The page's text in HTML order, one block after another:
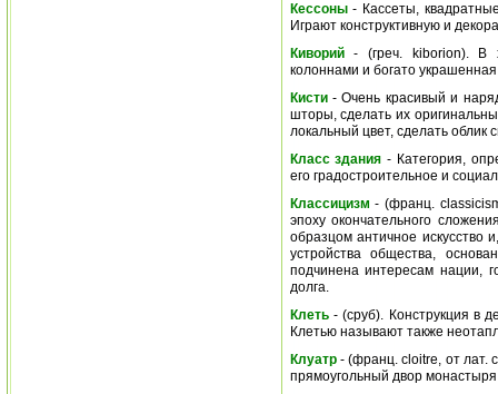
Кессоны- Кассеты,
Играют конструктивную и
Киворий- (греч. kiborion). В
колоннами и богато
Кисти- Очень красивый и
шторы, сделать их
локальный цвет, сделать
Класс здания - Категория,
его градостроительное и
Классицизм - (франц.
эпоху окончательного
образцом античное искусство
устройства общества,
подчинена интересам нации,
долга.
Клеть- (сруб). Конструкция в
Клетью называют также
Клуатр- (франц. cloitre, от лат.
прямоугольный двор монастыря